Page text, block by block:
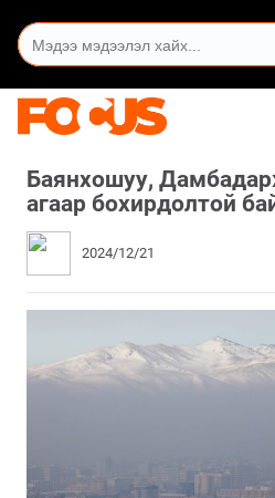
Баянхошуу,
агаар бохирдолтой
2024/12/21